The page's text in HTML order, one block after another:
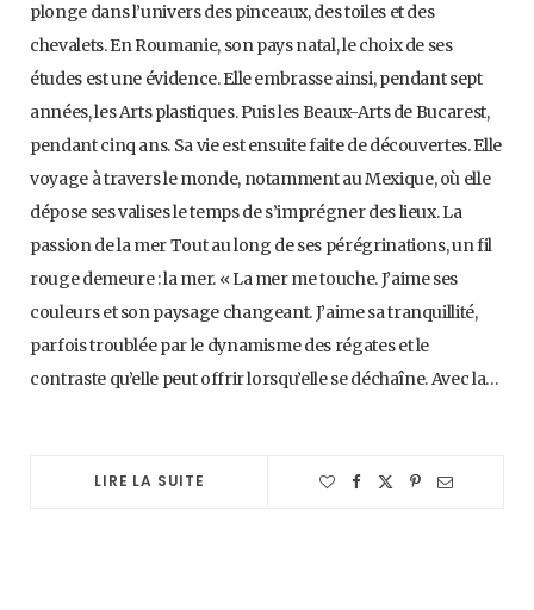
plonge dans l’univers des pinceaux, des toiles et des
chevalets. En Roumanie, son pays natal, le choix de ses
études est une évidence. Elle embrasse ainsi, pendant sept
années, les Arts plastiques. Puis les Beaux-Arts de Bucarest,
pendant cinq ans. Sa vie est ensuite faite de découvertes. Elle
voyage à travers le monde, notamment au Mexique, où elle
dépose ses valises le temps de s’imprégner des lieux. La
passion de la mer Tout au long de ses pérégrinations, un fil
rouge demeure : la mer. « La mer me touche. J’aime ses
couleurs et son paysage changeant. J’aime sa tranquillité,
parfois troublée par le dynamisme des régates et le
contraste qu’elle peut offrir lorsqu’elle se déchaîne. Avec la…
LIRE LA SUITE